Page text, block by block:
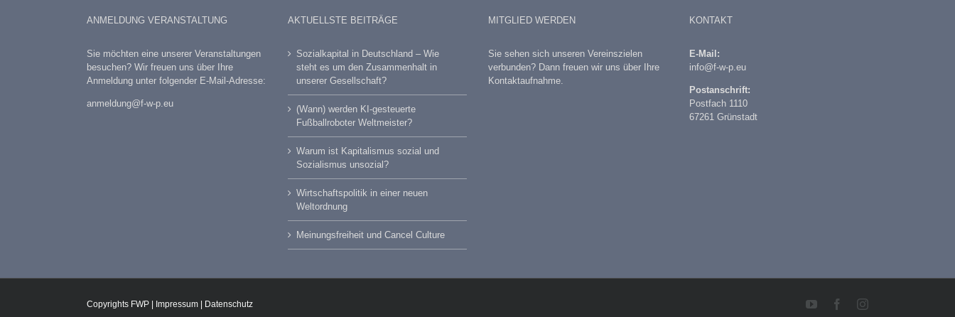
ANMELDUNG VERANSTALTUNG
Sie möchten eine unserer Veranstaltungen
besuchen? Wir freuen uns über Ihre
Anmeldung unter folgender E-Mail-Adresse:
anmeldung@f-w-p.eu
AKTUELLSTE BEITRÄGE
Sozialkapital in Deutschland – Wie
steht es um den Zusammenhalt in
unserer Gesellschaft?
(Wann) werden KI-gesteuerte
Fußballroboter Weltmeister?
Warum ist Kapitalismus sozial und
Sozialismus unsozial?
Wirtschaftspolitik in einer neuen
Weltordnung
Meinungsfreiheit und Cancel Culture
MITGLIED WERDEN
Sie sehen sich unseren Vereinszielen
verbunden? Dann freuen wir uns über Ihre
Kontaktaufnahme.
KONTAKT
E-Mail:
info@f-w-p.eu
Postanschrift:
Postfach 1110
67261 Grünstadt
Copyrights FWP | Impressum Datenschutz YouTubeFacebookInstagram